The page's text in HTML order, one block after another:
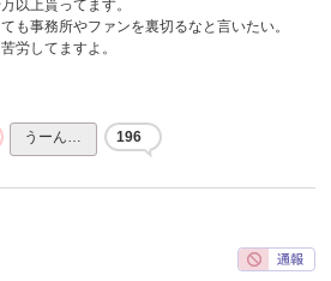
以上貰ってます。
も事務所やファンを裏切るなと言いたい。
労してますよ。
うーん… 196